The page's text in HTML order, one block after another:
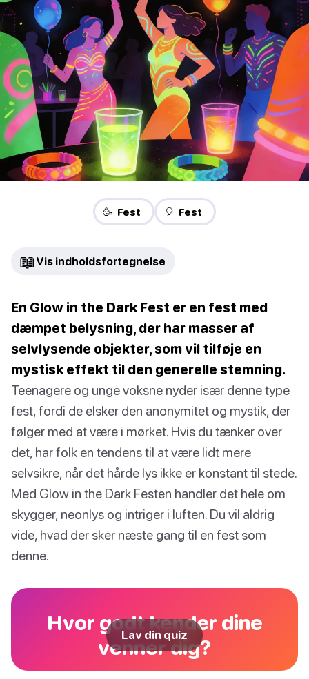
🥳 Fest 🎈 Fest
📖 Vis indholdsfortegnelse
En Glow in the Dark Fest er en fest med
dæmpet belysning, der har masser af
selvlysende objekter, som vil tilføje en
mystisk effekt til den generelle stemning.
Teenagere og unge voksne nyder især denne type
fest, fordi de elsker den anonymitet og mystik, der
følger med at være i mørket. Hvis du tænker over
det, har folk en tendens til at være lidt mere
selvsikre, når det hårde lys ikke er konstant til stede.
Med Glow in the Dark Festen handler det hele om
skygger, neonlys og intriger i luften. Du vil aldrig
vide, hvad der sker næste gang til en fest som
denne.
Hvor godt kender dine
venner dig?
Lav din quiz